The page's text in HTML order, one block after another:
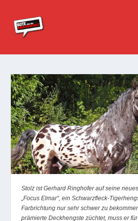
Stolz ist Gerhard Ringhofer auf seine
„Focus Elmar“, ein Schwarzfleck-
Farbrichtung nur sehr schwer zu
prämierte Deckhengste züchtet, muss er